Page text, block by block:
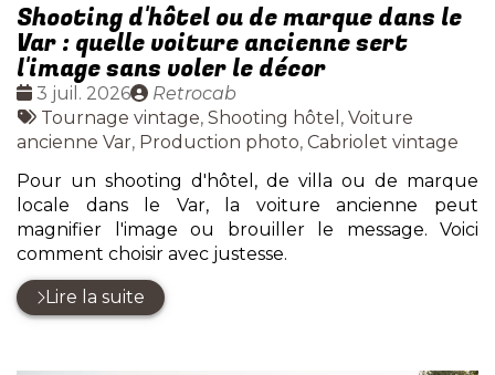
Shooting d'hôtel ou de marque dans le
Var : quelle voiture ancienne sert
l'image sans voler le décor
Date
:
3 juil. 2026
Publié
par
Retrocab
Tags
:
Tournage vintage, Shooting hôtel , Voiture
ancienne Var, Production photo, Cabriolet vintage
Pour un shooting d'hôtel, de villa ou de marque
locale dans le Var, la voiture ancienne peut
magnifier l'image ou brouiller le message. Voici
comment choisir avec justesse.
Lire la suite